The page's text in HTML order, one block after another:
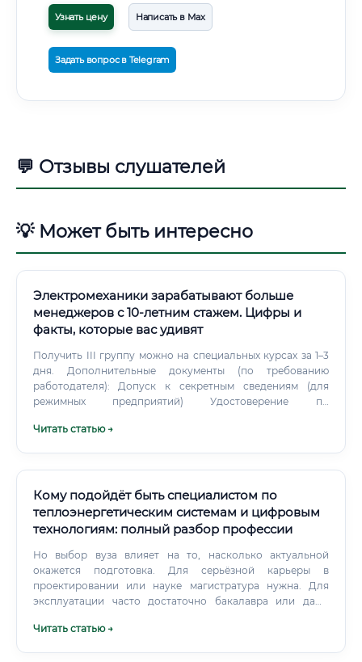
Узнать цену Написать в Max
Задать вопрос в Telegram
💬 Отзывы слушателей
💡 Может быть интересно
Электромеханики зарабатывают больше
менеджеров с 10-летним стажем. Цифры и
факты, которые вас удивят
Получить III группу можно на специальных курсах за 1–3
дня. Дополнительные документы (по требованию
работодателя): Допуск к секретным сведениям (для
режимных предприятий) Удостоверение по
судимости Водительское удостоверение (для выездных
после курсов, а не после полноценного вуза?
Читать статью →
Кому подойдёт быть специалистом по
теплоэнергетическим системам и цифровым
технологиям: полный разбор профессии
Но выбор вуза влияет на то, насколько актуальной
окажется подготовка. Для серьёзной карьеры в
проектировании или науке магистратура нужна. Для
эксплуатации часто достаточно бакалавра или даже
Читать статью →